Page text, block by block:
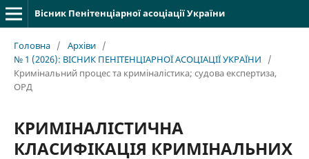
Вісник Пенітенціарної асоціації України
Головна / Архіви /
№ 1 (2026): ВІСНИК ПЕНІТЕНЦІАРНОЇ АСОЦІАЦІЇ УКРАЇНИ
/
Кримінальний процес та криміналістика; судова експертиза,
ОРД
КРИМІНАЛІСТИЧНА
КЛАСИФІКАЦІЯ КРИМІНАЛЬНИХ